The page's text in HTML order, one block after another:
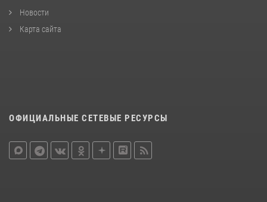
Новости
Карта сайта
ОФИЦИАЛЬНЫЕ СЕТЕВЫЕ РЕСУРСЫ